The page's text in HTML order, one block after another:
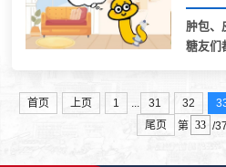
肿包、
糖友们
首页 上页 1 31 32
尾页
第 /